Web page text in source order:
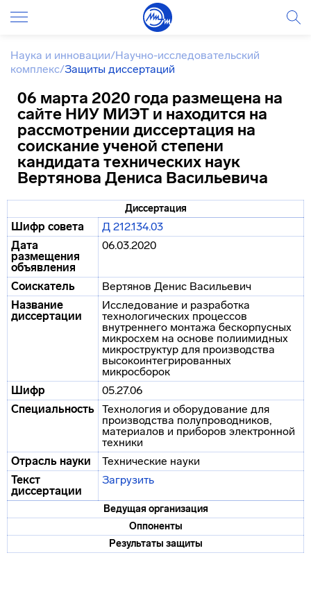
Наука и инновации/Научно-исследовательский
комплекс/Защиты диссертаций
06 марта 2020 года размещена на
сайте НИУ МИЭТ и находится на
рассмотрении диссертация на
соискание ученой степени
кандидата технических наук
Вертянова Дениса Васильевича
Диссертация
Шифр совета
Д 212.134.03
Дата
размещения
объявления
06.03.2020
Соискатель
Вертянов Денис Васильевич
Название
диссертации
Исследование и разработка
технологических процессов
внутреннего монтажа бескорпусных
микросхем на основе полиимидных
микроструктур для производства
высокоинтегрированных
микросборок
Шифр
05.27.06
Специальность Технология и оборудование для
производства полупроводников,
материалов и приборов электронной
техники
Отрасль науки
Технические науки
Текст
диссертации
Загрузить
Ведущая организация
Оппоненты
Результаты защиты